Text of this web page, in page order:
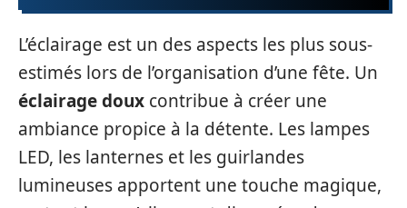
L’éclairage est un des aspects les plus sous-
estimés lors de l’organisation d’une fête. Un
éclairage doux contribue à créer une
ambiance propice à la détente. Les lampes
LED, les lanternes et les guirlandes
lumineuses apportent une touche magique,